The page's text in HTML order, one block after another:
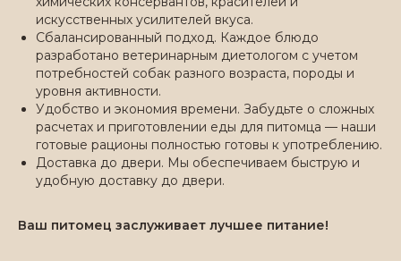
искусственных усилителей вкуса.
Сбалансированный подход. Каждое блюдо
разработано ветеринарным диетологом с учетом
потребностей собак разного возраста, породы и
уровня активности.
Удобство и экономия времени. Забудьте о сложных
расчетах и приготовлении еды для питомца — наши
готовые рационы полностью готовы к употреблению.
Доставка до двери. Мы обеспечиваем быструю и
удобную доставку до двери.
Ваш питомец заслуживает лучшее питание!